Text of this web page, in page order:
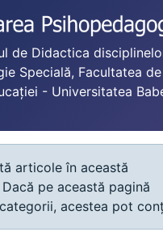
de Didactica
Specială, Facultatea
- Universitatea
articole în această
pe această pagină
acestea pot